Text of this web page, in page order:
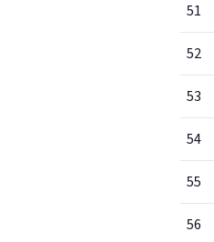
51
52
53
54
55
56